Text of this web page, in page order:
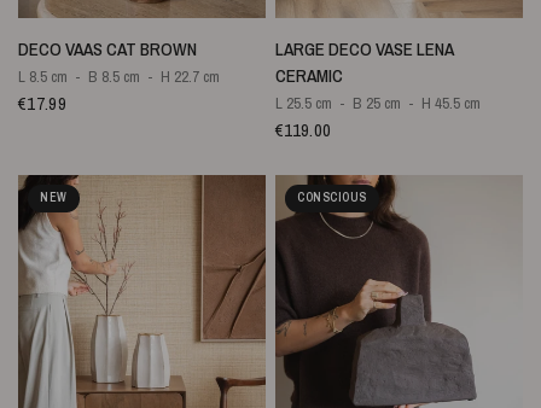
QUICK VIEW
DECO VAAS CAT BROWN
L 8.5 cm B 8.5 cm H 22.7 cm
€17.99
QUICK VIEW
LARGE DECO VASE LENA
CERAMIC
L 25.5 cm B 25 cm H 45.5 cm
€119.00
NEW CONSCIOUS